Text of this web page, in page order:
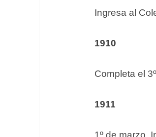
Ingresa al
1910
Completa el
1911
1º de marzo.